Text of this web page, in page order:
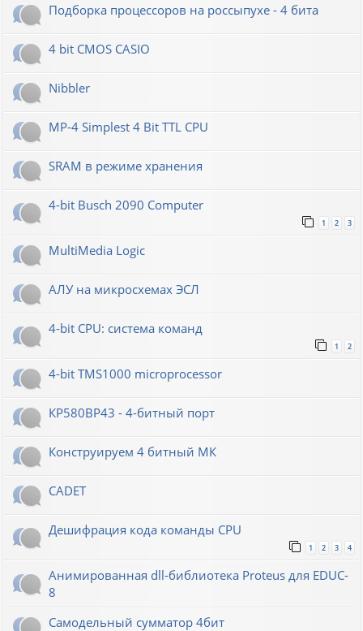
Подборка процессоров на россыпухе - 4 бита
4 bit CMOS CASIO
Nibbler
MP-4 Simplest 4 Bit TTL CPU
SRAM в режиме хранения
4-bit Busch 2090 Computer
1 2 3
MultiMedia Logic
АЛУ на микросхемах ЭСЛ
4-bit CPU: система команд
1 2
4-bit TMS1000 microprocessor
КР580ВР43 - 4-битный порт
Конструируем 4 битный МК
CADET
Дешифрация кода команды CPU
1 2 3 4
Анимированная dll-библиотека Proteus для EDUC-
8
Самодельный сумматор 4бит